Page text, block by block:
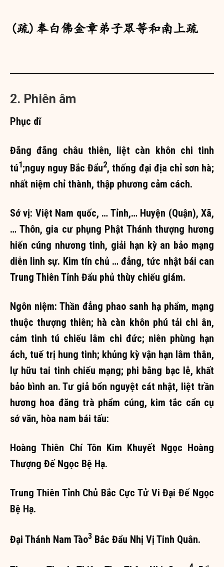
(疏)奉白佛金章弟子眾等和南上疏
2. Phiên âm
Phục dĩ
Đãng đãng châu thiên, liệt càn khôn chi tinh
tú1;nguy nguy Bắc Đẩu2, thống đại địa chỉ sơn hà;
nhất niệm chỉ thành, thập phương cảm cách.
Sớ vị: Việt Nam quốc, … Tỉnh,… Huyện (Quận), Xã,
… Thôn, gia cư phụng Phật Thánh thượng hương
hiến cúng nhương tinh, giải hạn kỳ an bảo mạng
diễn linh sự. Kim tín chủ … đẳng, tức nhật bái can
Trung Thiên Tỉnh Đẩu phủ thùy chiếu giám.
Ngôn niệm: Thần đẳng phao sanh hạ phẩm, mạng
thuộc thượng thiên; hà càn khôn phú tải chi ân,
cảm tinh tú chiếu lâm chi đức; niên phùng hạn
ách, tuế trị hung tinh; khủng kỳ vận hạn lâm thân,
lự hữu tai tinh chiếu mạng; phi bằng bạc lễ, khất
bảo bình an. Tư giả bổn nguyệt cát nhật, liệt trần
hương hoa đăng trà phẩm cúng, kim tắc cẩn cụ
sớ văn, hòa nam bái tấu:
Hoàng Thiên Chí Tôn Kim Khuyết Ngọc Hoàng
Thượng Đế Ngọc Bệ Hạ.
Trung Thiên Tỉnh Chủ Bắc Cực Tử Vi Đại Đế Ngọc
Bệ Hạ.
Đại Thánh Nam Tào3 Bắc Đẩu Nhị Vị Tinh Quân.